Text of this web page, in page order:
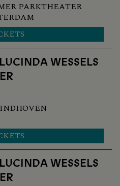
PARKTHEATER
WESSELS
WESSELS